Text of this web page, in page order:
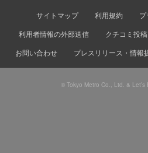
サイトマップ 利用規約
利用者情報の外部送信
クチコミ投
お問い合わせ
プレスリリース・情報
© Tokyo Metro Co., Ltd. & Let’s